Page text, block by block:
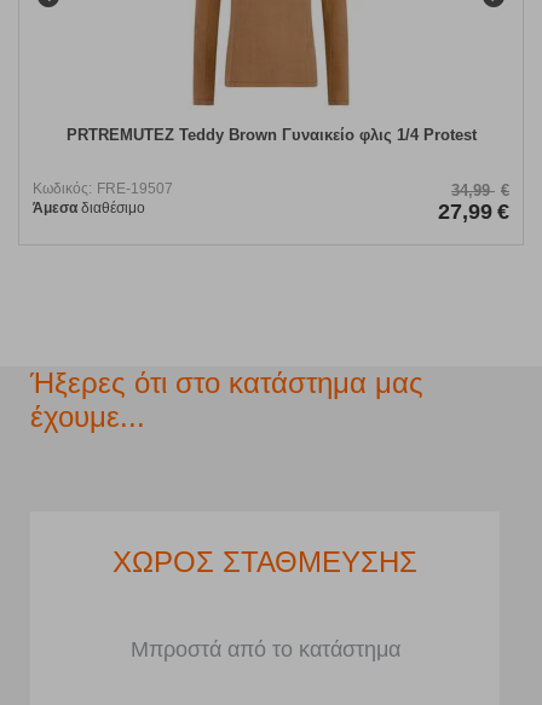
PRTREMUTEZ Teddy Brown Γυναικείο φλις 1/4 Protest
Κωδικός: FRE-19507
Άμεσα διαθέσιμο
34,99 €
27,99 €
Ήξερες ότι στο κατάστημα μας
έχουμε...
ΧΩΡΟΣ ΣΤΑΘΜΕΥΣΗΣ
Μπροστά από το κατάστημα